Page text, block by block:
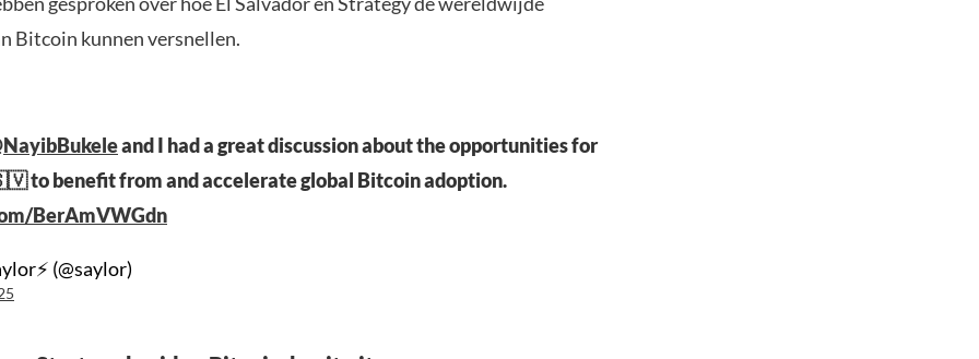
Bitcoin kunnen versnellen.
and I had a great discussion about the opportunities for
to benefit from and accelerate global Bitcoin adoption.
BerAmVWGdn
(@saylor)